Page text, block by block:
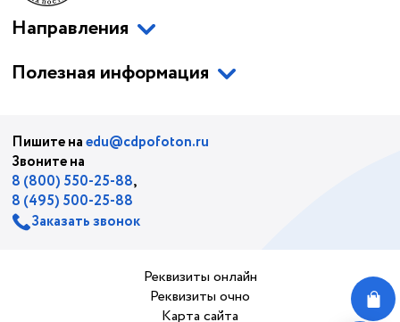
Направления
Полезная информация
Пишите наedu@cdpofoton.ru
Звоните на
8 (800) 550-25-88,
8 (495) 500-25-88
Заказать звонок
Карта сайта
Реквизиты очно
Реквизиты онлайн